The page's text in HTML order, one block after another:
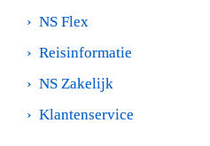
› NS Flex
› Reisinformatie
› NS Zakelijk
› Klantenservice